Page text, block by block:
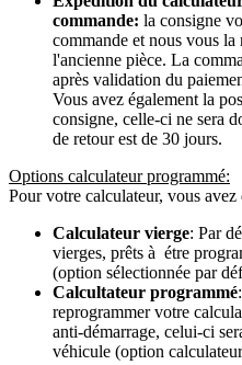
commande: la consigne
commande et nous vous la
l'ancienne pièce. La
après validation du
Vous avez également la
consigne, celle-ci ne sera
de retour est de 30 jours.
Options calculateur programmé:
Pour votre calculateur, vous
Calculateur vierge: Par
vierges, prêts à étre
(option sélectionnée par
Calcultateur programmé
reprogrammer votre
anti-démarrage, celui-ci
véhicule (option